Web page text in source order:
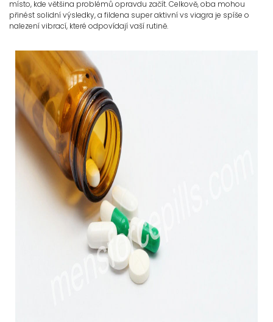
místo, kde většina problémů opravdu začít. Celkově, oba mohou
přinést solidní výsledky, a fildena super aktivní vs viagra je spíše o
nalezení vibrací, které odpovídají vaší rutině.